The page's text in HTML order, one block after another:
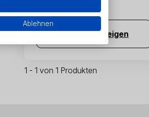
Produkt anzeigen
1 - 1 von 1 Produkten
Ablehnen